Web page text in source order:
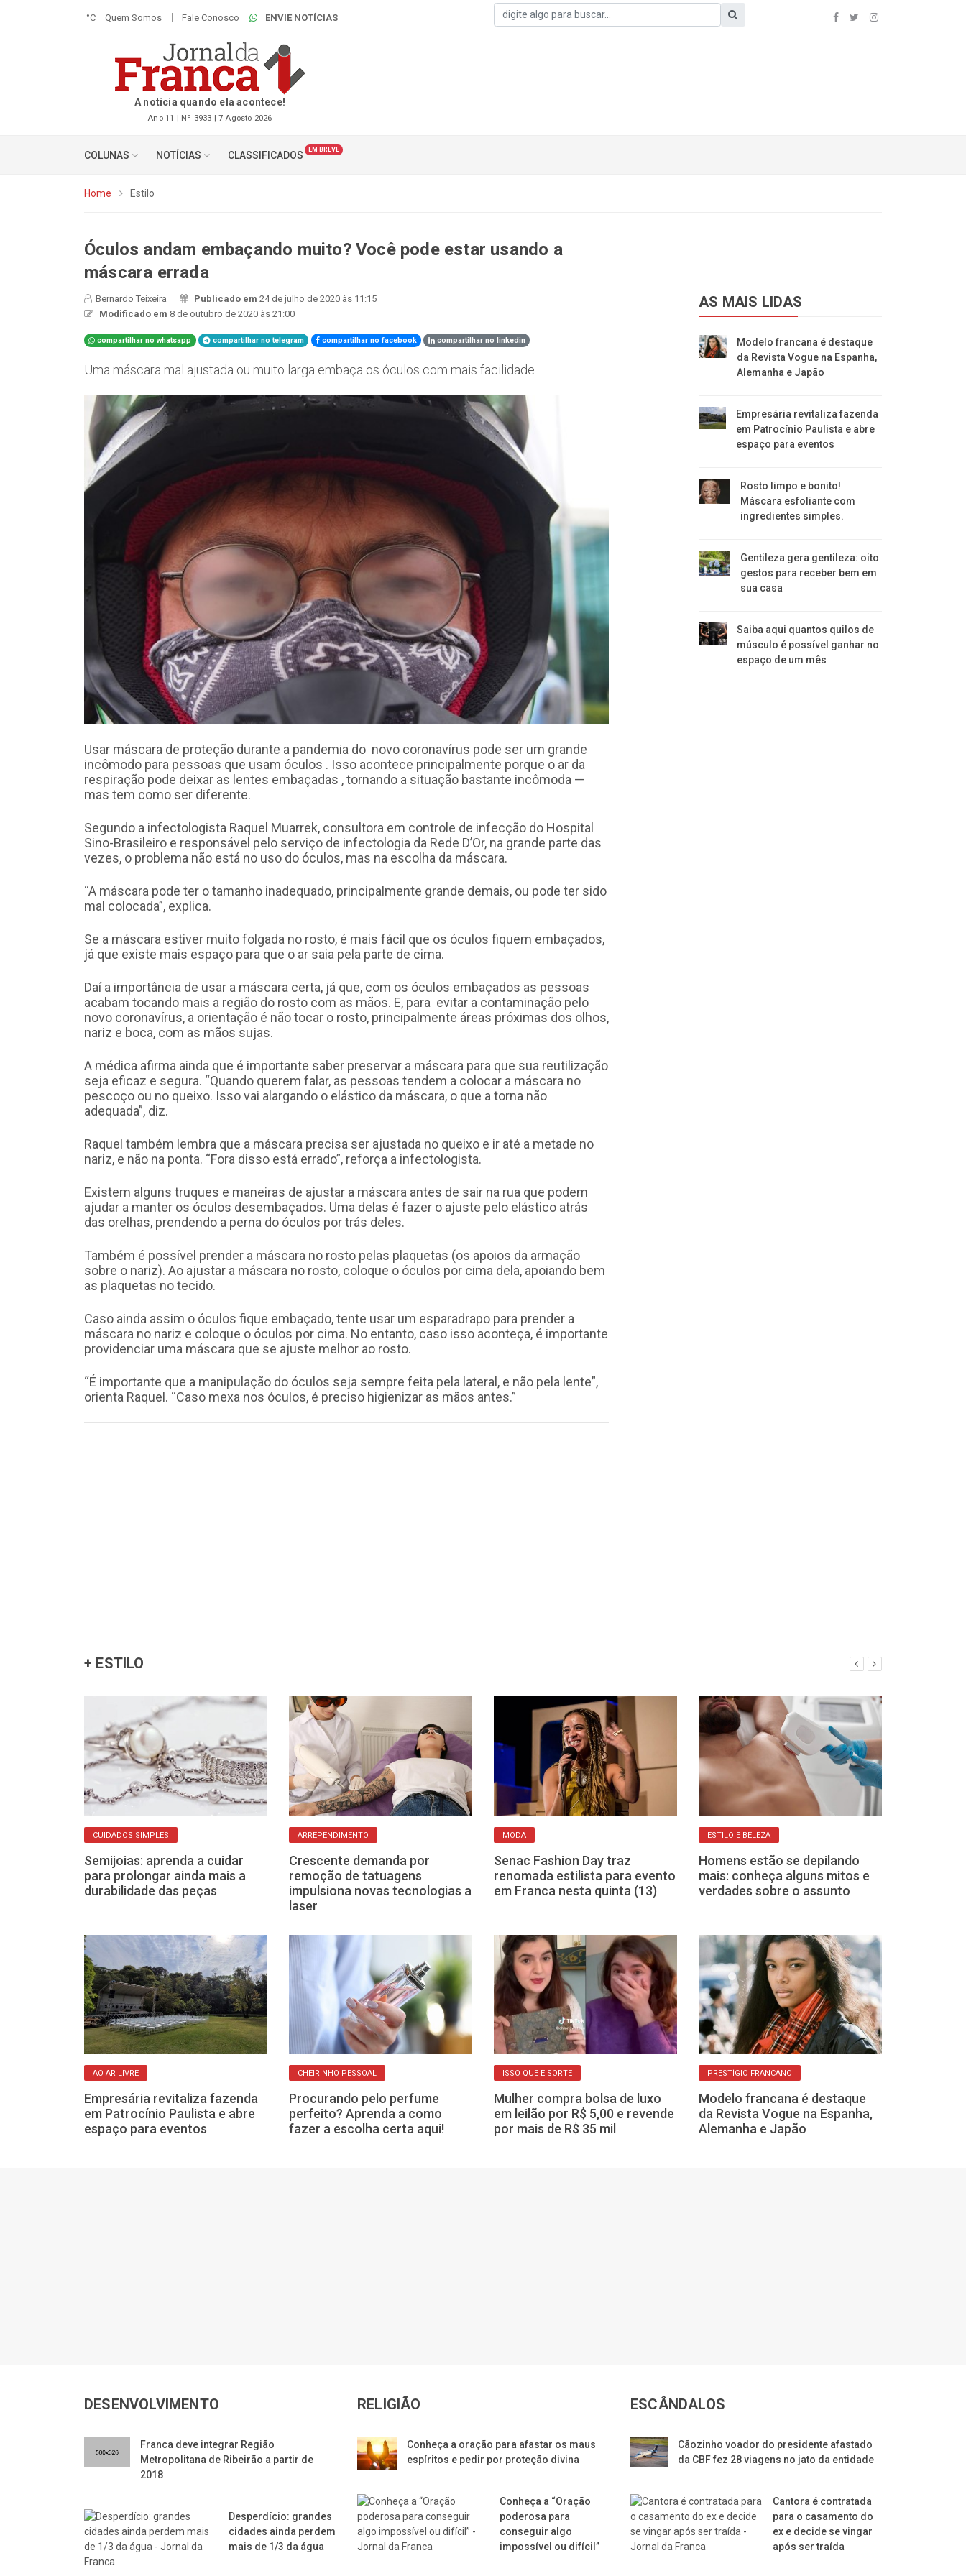
°C Quem Somos Fale Conosco ENVIE NOTÍCIAS
A notícia quando ela acontece!
Ano 11 | Nº 3933 | 7 Agosto 2026
COLUNAS NOTÍCIAS CLASSIFICADOS EM BREVE
Home Estilo
Óculos andam embaçando muito? Você pode estar usando a
máscara errada
Bernardo Teixeira Publicado em24 de julho de 2020 às 11:15
Modificado em 8 de outubro de 2020 às 21:00
compartilhar no whatsapp compartilhar no telegram compartilhar no facebook compartilhar no linkedin
Uma máscara mal ajustada ou muito larga embaça os óculos com mais facilidade
Usar máscara de proteção durante a pandemia do novo coronavírus pode ser um grande
incômodo para pessoas que usam óculos . Isso acontece principalmente porque o ar da
respiração pode deixar as lentes embaçadas , tornando a situação bastante incômoda —
mas tem como ser diferente.
Segundo a infectologista Raquel Muarrek, consultora em controle de infecção do Hospital
Sino-Brasileiro e responsável pelo serviço de infectologia da Rede D’Or, na grande parte das
vezes, o problema não está no uso do óculos, mas na escolha da máscara.
“A máscara pode ter o tamanho inadequado, principalmente grande demais, ou pode ter sido
mal colocada”, explica.
Se a máscara estiver muito folgada no rosto, é mais fácil que os óculos fiquem embaçados,
já que existe mais espaço para que o ar saia pela parte de cima.
Daí a importância de usar a máscara certa, já que, com os óculos embaçados as pessoas
acabam tocando mais a região do rosto com as mãos. E, para evitar a contaminação pelo
novo coronavírus, a orientação é não tocar o rosto, principalmente áreas próximas dos olhos,
nariz e boca, com as mãos sujas.
A médica afirma ainda que é importante saber preservar a máscara para que sua reutilização
seja eficaz e segura. “Quando querem falar, as pessoas tendem a colocar a máscara no
pescoço ou no queixo. Isso vai alargando o elástico da máscara, o que a torna não
adequada”, diz.
Raquel também lembra que a máscara precisa ser ajustada no queixo e ir até a metade no
nariz, e não na ponta. “Fora disso está errado”, reforça a infectologista.
Existem alguns truques e maneiras de ajustar a máscara antes de sair na rua que podem
ajudar a manter os óculos desembaçados. Uma delas é fazer o ajuste pelo elástico atrás
das orelhas, prendendo a perna do óculos por trás deles.
Também é possível prender a máscara no rosto pelas plaquetas (os apoios da armação
sobre o nariz). Ao ajustar a máscara no rosto, coloque o óculos por cima dela, apoiando bem
as plaquetas no tecido.
Caso ainda assim o óculos fique embaçado, tente usar um esparadrapo para prender a
máscara no nariz e coloque o óculos por cima. No entanto, caso isso aconteça, é importante
providenciar uma máscara que se ajuste melhor ao rosto.
“É importante que a manipulação do óculos seja sempre feita pela lateral, e não pela lente”,
orienta Raquel. “Caso mexa nos óculos, é preciso higienizar as mãos antes.”
AS MAIS LIDAS
Modelo francana é destaque
da Revista Vogue na Espanha,
Alemanha e Japão
Empresária revitaliza fazenda
em Patrocínio Paulista e abre
espaço para eventos
Rosto limpo e bonito!
Máscara esfoliante com
ingredientes simples.
Gentileza gera gentileza: oito
gestos para receber bem em
sua casa
Saiba aqui quantos quilos de
músculo é possível ganhar no
espaço de um mês
+ ESTILO
CUIDADOS SIMPLES
Semijoias: aprenda a cuidar
para prolongar ainda mais a
durabilidade das peças
ARREPENDIMENTO
Crescente demanda por
remoção de tatuagens
impulsiona novas tecnologias a
laser
MODA
Senac Fashion Day traz
renomada estilista para evento
em Franca nesta quinta (13)
ESTILO E BELEZA
Homens estão se depilando
mais: conheça alguns mitos e
verdades sobre o assunto
AO AR LIVRE
Empresária revitaliza fazenda
em Patrocínio Paulista e abre
espaço para eventos
CHEIRINHO PESSOAL
Procurando pelo perfume
perfeito? Aprenda a como
fazer a escolha certa aqui!
ISSO QUE É SORTE
Mulher compra bolsa de luxo
em leilão por R$ 5,00 e revende
por mais de R$ 35 mil
PRESTÍGIO FRANCANO
Modelo francana é destaque
da Revista Vogue na Espanha,
Alemanha e Japão
DESENVOLVIMENTO
Franca deve integrar Região
Metropolitana de Ribeirão a partir de
2018
Desperdício: grandes
cidades ainda perdem
mais de 1/3 da água
RELIGIÃO
Conheça a oração para afastar os maus
espíritos e pedir por proteção divina
Conheça a “Oração
poderosa para
conseguir algo
impossível ou difícil”
ESCÂNDALOS
Cãozinho voador do presidente afastado
da CBF fez 28 viagens no jato da entidade
Cantora é contratada
para o casamento do
ex e decide se vingar
após ser traída